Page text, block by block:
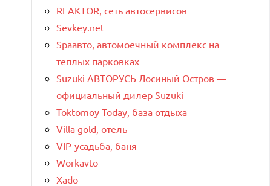
REAKTOR, сеть автосервисов
Sevkey.net
Spaавто, автомоечный комплекс на
теплых парковках
Suzuki АВТОРУСЬ Лосиный Остров —
официальный дилер Suzuki
Toktomoy Today, база отдыха
Villa gold, отель
VIP-усадьба, баня
Workavto
Xado